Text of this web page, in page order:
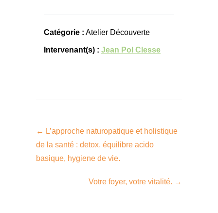
Catégorie : Atelier Découverte
Intervenant(s) : Jean Pol Clesse
← L’approche naturopatique et holistique
de la santé : detox, équilibre acido
basique, hygiene de vie.
Votre foyer, votre vitalité. →